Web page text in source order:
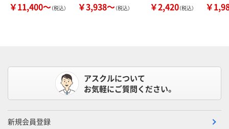
￥11,400～（税込） ￥3,938～（税込） ￥2,420（税込） ￥
アスクルについて
お気軽にご質問ください。
新規会員登録